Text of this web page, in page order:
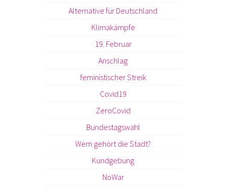
Alternative für Deutschland
Klimakämpfe
19. Februar
Anschlag
feministischer Streik
Covid19
ZeroCovid
Bundestagswahl
Wem gehört die Stadt?
Kundgebung
NoWar